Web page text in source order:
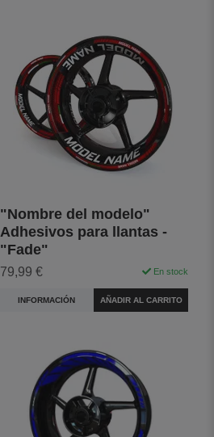
"Nombre del modelo"
Adhesivos para llantas -
"Fade"
79,99 € En stock
INFORMACIÓN AÑADIR AL CARRITO